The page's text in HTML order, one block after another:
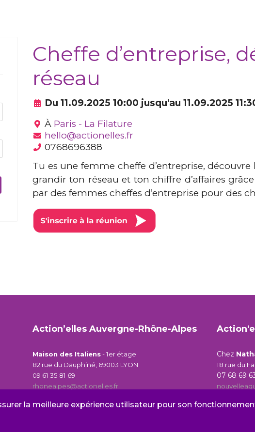
Cheffe d’entreprise,
réseau
Du 11.09.2025 10:00 jusqu'au 11.09.2025
À Paris - La Filature
hello@actionelles.fr
0768696388
Tu es une femme cheffe d’entreprise,
grandir ton réseau et ton chiffre d’affaires grâce
par des femmes cheffes d’entreprise pour des
Action’elles Auvergne-Rhône-Alpes
Maison des Italiens- 1er étage
82 rue du Dauphiné, 69003 LYON
09 61 35 81 69
rhonealpes@actionelles.fr
Chez
18 rue du
07 68 69
la meilleure expérience utilisateur pour son